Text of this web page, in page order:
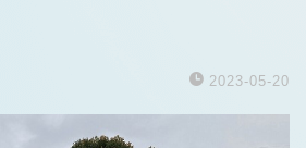
2023-05-20